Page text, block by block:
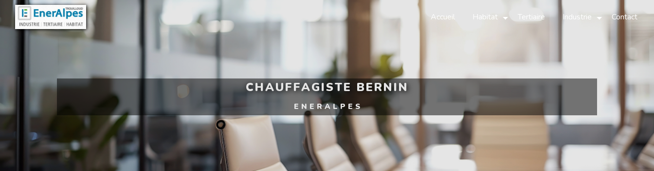
Accueil Habitat Tertiaire Industrie Contact
CHAUFFAGISTE BERNIN
ENERALPES
Panneau de gestion des cookies